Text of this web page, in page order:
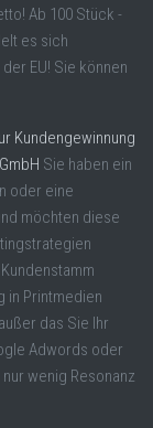
Ab 100 Stück -
es sich
EU! Sie können
Kundengewinnung
Sie haben ein
oder eine
möchten diese
in Printmedien
das Sie Ihr
Adwords oder
wenig Resonanz